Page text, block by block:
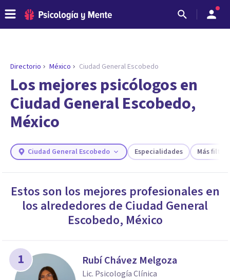
ENCONTRAR MI TERAPEUTA
¿Necesitas ayuda para encontrar el
psicólogo adecuado?
Responde a unas breves preguntas y te ofreceremos
los profesionales que más se ajustan a tus
Responder cuestionario
Directorio México Ciudad General Escobedo
Los mejores psicólogos en
Ciudad General Escobedo,
México
Ciudad General Escobedo Especialidades Más filtros
Estos son los mejores profesionales en
los alrededores de Ciudad General
Escobedo, México
1 Rubí Chávez Melgoza
Lic. Psicología Clínica